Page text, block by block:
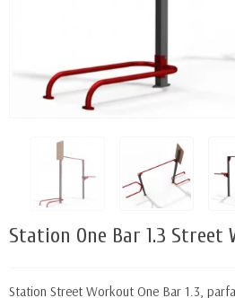
Station One Bar 1.3 Street
Station Street Workout One Bar 1.3,